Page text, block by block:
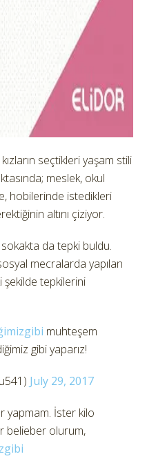
seçtikleri yaşam stili
meslek, okul
hobilerinde istedikleri
altını çiziyor.
da tepki buldu.
mecralarda yapılan
şekilde tepkilerini
muhteşem
gibi yaparız!
July 29, 2017
yapmam. İster kilo
belieber olurum,